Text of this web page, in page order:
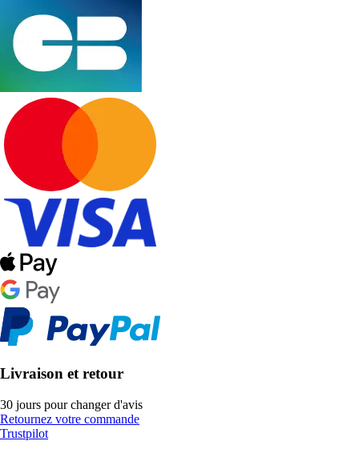
Livraison et retour
30 jours pour changer d'avis
Retournez votre commande
Trustpilot